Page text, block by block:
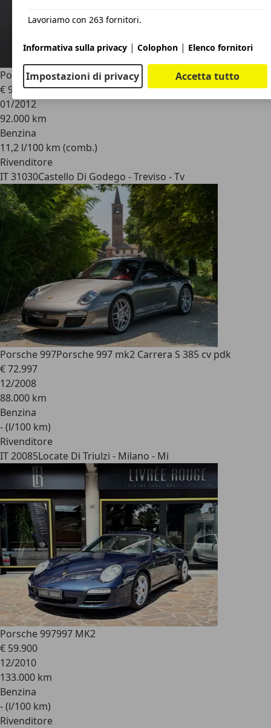
Porsche 997911 Carrera 4 GTS Cabriolet pdk
€ 91.500
01/2012
92.000 km
Benzina
11,2 l/100 km (comb.)
Rivenditore
IT 31030Castello Di Godego - Treviso - Tv
Porsche 997Porsche 997 mk2 Carrera S 385 cv pdk
€ 72.997
12/2008
88.000 km
Benzina
- (l/100 km)
Rivenditore
IT 20085Locate Di Triulzi - Milano - Mi
Porsche 997997 MK2
€ 59.900
12/2010
133.000 km
Benzina
- (l/100 km)
Rivenditore
Lavoriamo con 263 fornitori.
Informativa sulla privacy | Colophon | Elenco fornitori
Impostazioni di privacy Accetta tutto